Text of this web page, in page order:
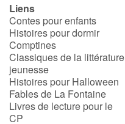
Liens
Contes pour enfants
Histoires pour dormir
Comptines
Classiques de la littérature
jeunesse
Histoires pour Halloween
Fables de La Fontaine
Livres de lecture pour le
CP